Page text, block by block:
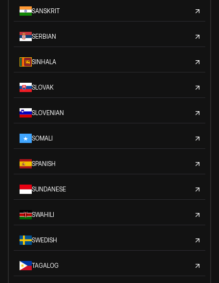
SANSKRIT
SERBIAN
SINHALA
SLOVAK
SLOVENIAN
SOMALI
SPANISH
SUNDANESE
SWAHILI
SWEDISH
TAGALOG